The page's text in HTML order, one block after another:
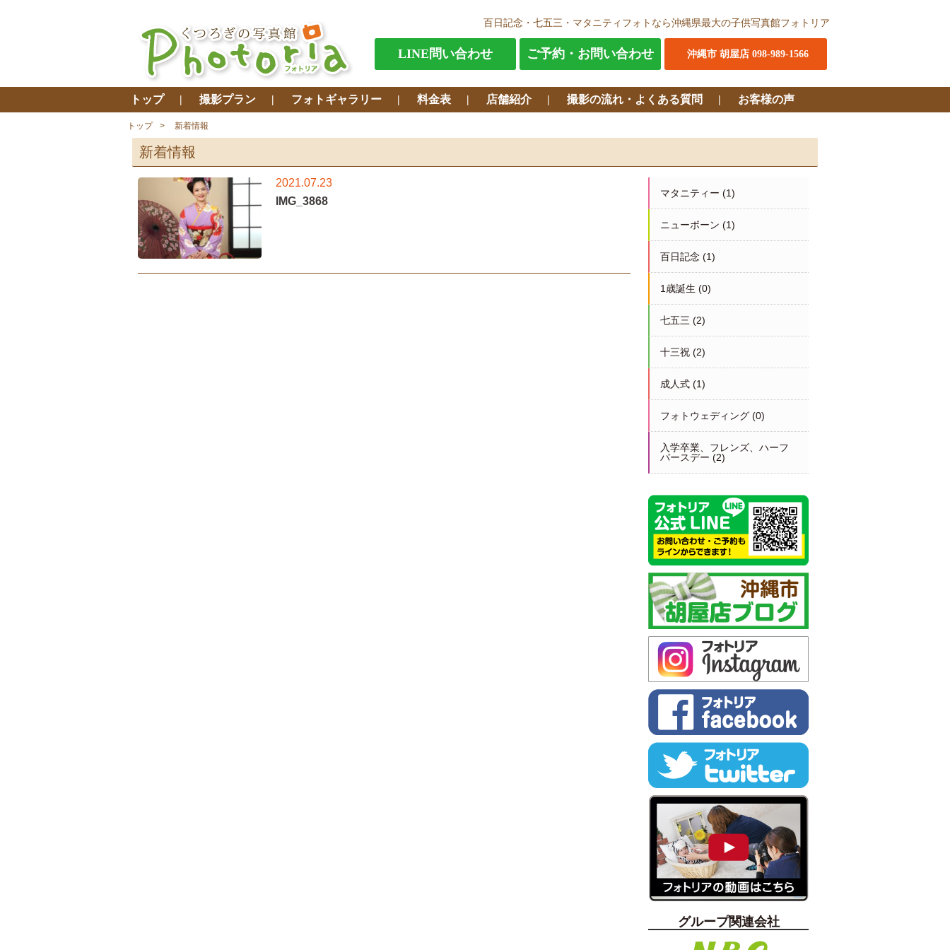
百日記念・七五三・マタニティフォトなら沖縄県最大の子供写真館フォトリア
LINE問い合わせ ご予約・お問い合わせ 沖縄市 胡屋店 098-989-1566
トップ 撮影プラン フォトギャラリー 料金表 店舗紹介 撮影の流れ・よくある質問 お客様の声
トップ 新着情報
新着情報
2021.07.23
IMG_3868
マタニティー (1)
ニューボーン (1)
百日記念 (1)
1歳誕生 (0)
七五三 (2)
十三祝 (2)
成人式 (1)
フォトウェディング (0)
入学卒業、フレンズ、ハーフ
バースデー (2)
グループ関連会社